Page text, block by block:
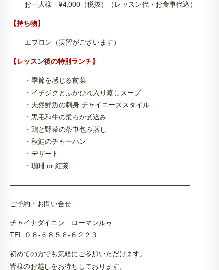
お一人様 ¥4,000（税抜）（レッスン代・お食事代込）
【持ち物】
エプロン（実習がございます）
【レッスン後の特別ランチ】
・季節を感じる前菜
・イチジクとふかひれ入り蒸しスープ
・天然鮮魚の刺身 チャイニーズスタイル
・黒毛和牛の柔らか煮込み
・鶏と野菜の茶巾包み蒸し
・秋鮭のチャーハン
・デザート
・珈琲 or 紅茶
——————————————————————————-
ご予約・お問い合せ
チャイナダイニン ローマンルゥ
TEL.０６-６８５８-６２２３
初めての方でも気軽にご参加いただけます。
皆様のお越しをお待ちしております。